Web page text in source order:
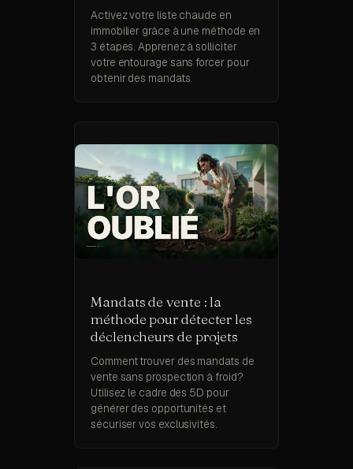
Activez votre liste chaude en
immobilier grâce à une méthode en
3 étapes. Apprenez à solliciter
votre entourage sans forcer pour
obtenir des mandats.
Mandats de vente : la
méthode pour détecter les
déclencheurs de projets
Comment trouver des mandats de
vente sans prospection à froid?
Utilisez le cadre des 5D pour
générer des opportunités et
sécuriser vos exclusivités.